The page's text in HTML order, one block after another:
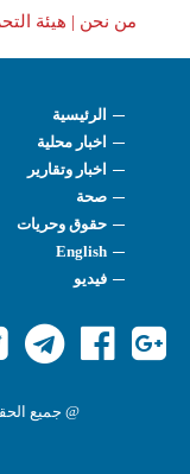
من نحن | هيئة
الرئيسية
اخبار محلية
اخبار وتقارير
صحة
حقوق وحريات
English
فيديو
@ جميع